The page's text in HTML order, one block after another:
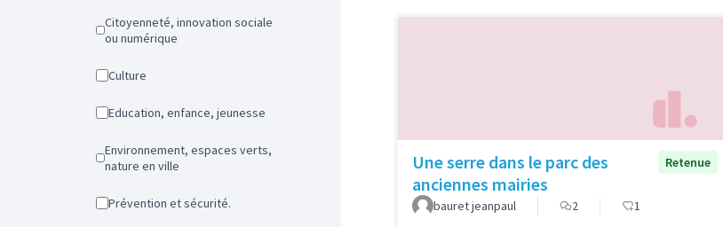
Citoyenneté, innovation sociale
ou numérique
Culture
Education, enfance, jeunesse
Environnement, espaces verts,
nature en ville
Prévention et sécurité.
Une serre dans le parc des
anciennes mairies
Retenue
bauret jeanpaul 2 1